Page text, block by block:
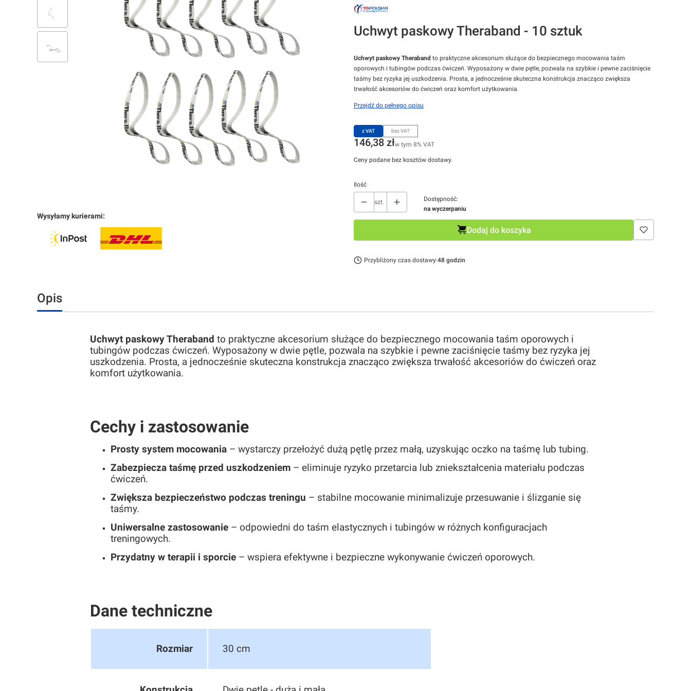
Wysyłamy kurierami:
Uchwyt paskowy Theraband - 10 sztuk
Uchwyt paskowy Theraband to praktyczne akcesorium służące do bezpiecznego mocowania taśm
oporowych i tubingów podczas ćwiczeń. Wyposażony w dwie pętle, pozwala na szybkie i pewne zaciśnięcie
taśmy bez ryzyka jej uszkodzenia. Prosta, a jednocześnie skuteczna konstrukcja znacząco zwiększa
trwałość akcesoriów do ćwiczeń oraz komfort użytkowania.
Przejdź do pełnego opisu
z VAT bez VAT
Cena
146,38 złw tym 8% VAT
w tym 8% VAT
Ceny podane bez kosztów dostawy.
Ilość
szt.
Dostępność:
na wyczerpaniu
Dodaj do koszyka
Przybliżony czas dostawy:48 godzin
Opis
Uchwyt paskowy Theraband to praktyczne akcesorium służące do bezpiecznego mocowania taśm oporowych i
tubingów podczas ćwiczeń. Wyposażony w dwie pętle, pozwala na szybkie i pewne zaciśnięcie taśmy bez ryzyka jej
uszkodzenia. Prosta, a jednocześnie skuteczna konstrukcja znacząco zwiększa trwałość akcesoriów do ćwiczeń oraz
komfort użytkowania.
Cechy i zastosowanie
Prosty system mocowania– wystarczy przełożyć dużą pętlę przez małą, uzyskując oczko na taśmę lub tubing.
Zabezpiecza taśmę przed uszkodzeniem– eliminuje ryzyko przetarcia lub zniekształcenia materiału podczas
ćwiczeń.
Zwiększa bezpieczeństwo podczas treningu – stabilne mocowanie minimalizuje przesuwanie i ślizganie się
taśmy.
Uniwersalne zastosowanie– odpowiedni do taśm elastycznych i tubingów w różnych konfiguracjach
treningowych.
Przydatny w terapii i sporcie– wspiera efektywne i bezpieczne wykonywanie ćwiczeń oporowych.
Dane techniczne
Rozmiar 30 cm